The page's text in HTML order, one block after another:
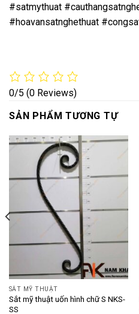
#satmythuat
#hoavansatnghethuat
0/5 (0 Reviews)
SẢN PHẨM TƯƠNG TỰ
SẮT MỸ THUẬT
Sắt mỹ thuật uốn hình chữ S NKS-
SS